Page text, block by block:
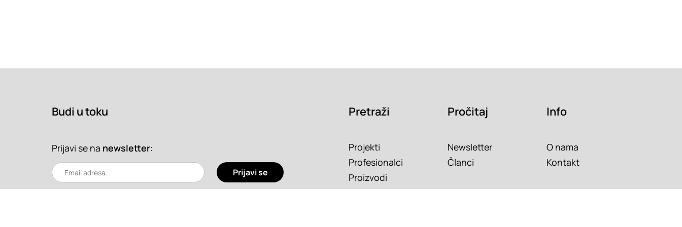
Budi u toku
Prijavi se na newsletter:
Prijavi se
Pretraži
Projekti
Profesionalci
Proizvodi
Pročitaj
Newsletter
Članci
Info
O nama
Kontakt